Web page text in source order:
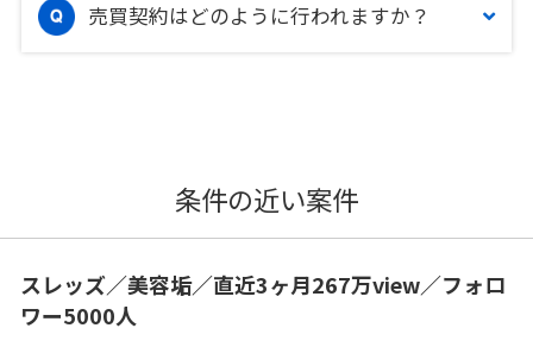
売買契約はどのように行われますか？
条件の近い案件
スレッズ／美容垢／直近3ヶ月267万view／フォロ
ワー5000人